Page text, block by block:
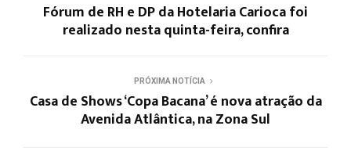
Fórum de RH e DP da Hotelaria Carioca foi
realizado nesta quinta-feira, confira
PRÓXIMA NOTÍCIA
Casa de Shows ‘Copa Bacana’ é nova atração da
Avenida Atlântica, na Zona Sul